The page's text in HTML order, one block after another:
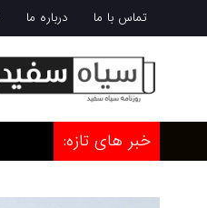
تماس با ما درباره ما
خبر های تازه: